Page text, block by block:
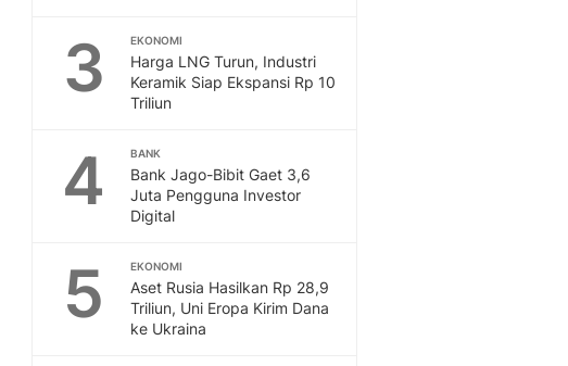
3 EKONOMI
Harga LNG Turun, Industri
Keramik Siap Ekspansi Rp 10
Triliun
4 BANK
Bank Jago-Bibit Gaet 3,6
Juta Pengguna Investor
Digital
5 EKONOMI
Aset Rusia Hasilkan Rp 28,9
Triliun, Uni Eropa Kirim Dana
ke Ukraina